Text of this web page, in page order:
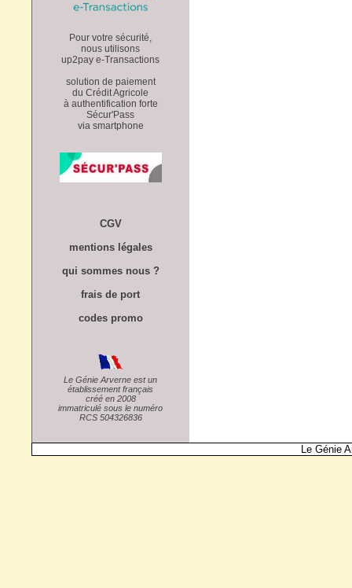
Pour votre sécurité,
nous utilisons
up2pay e-Transactions
solution de paiement
du Crédit Agricole
à authentification forte
Sécur'Pass
via smartphone
CGV
mentions légales
qui sommes nous ?
frais de port
codes promo
Le Génie Arverne est un
établissement français
créé en 2008
immatriculé sous le numéro
RCS 504326836
Le Génie